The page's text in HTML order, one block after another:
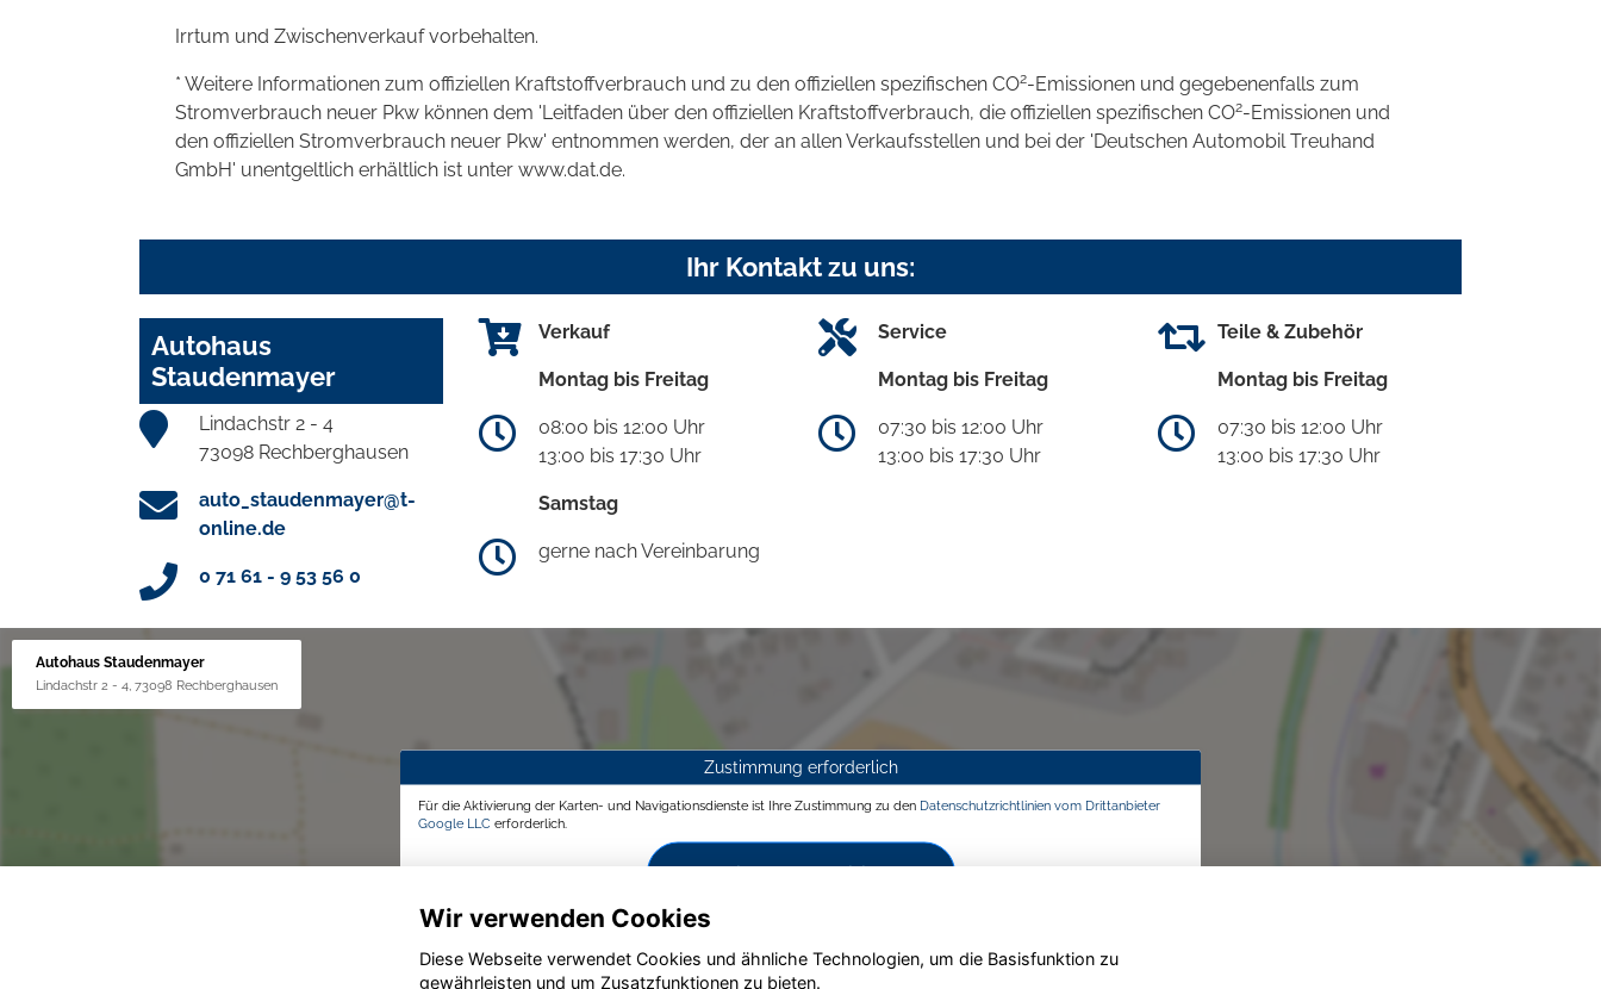
Irrtum und Zwischenverkauf vorbehalten.
* Weitere Informationen zum offiziellen Kraftstoffverbrauch und zu den offiziellen spezifischen CO2-Emissionen und gegebenenfalls zum
Stromverbrauch neuer Pkw können dem 'Leitfaden über den offiziellen Kraftstoffverbrauch, die offiziellen spezifischen CO2-Emissionen und
den offiziellen Stromverbrauch neuer Pkw' entnommen werden, der an allen Verkaufsstellen und bei der 'Deutschen Automobil Treuhand
GmbH' unentgeltlich erhältlich ist unter www.dat.de.
Ihr Kontakt zu uns:
Autohaus
Staudenmayer
Lindachstr 2 - 4
73098 Rechberghausen
auto_staudenmayer@t-
online.de
0 71 61 - 9 53 56 0
Verkauf
Montag bis Freitag
08:00 bis 12:00 Uhr
13:00 bis 17:30 Uhr
Samstag
gerne nach Vereinbarung
Service
Montag bis Freitag
07:30 bis 12:00 Uhr
13:00 bis 17:30 Uhr
Teile & Zubehör
Montag bis Freitag
07:30 bis 12:00 Uhr
13:00 bis 17:30 Uhr
Autohaus Staudenmayer
Lindachstr 2 - 4, 73098 Rechberghausen
Zustimmung erforderlich
Für die Aktivierung der Karten- und Navigationsdienste ist Ihre Zustimmung zu den Datenschutzrichtlinien vom Drittanbieter
Google LLC erforderlich.
Zustimmen und aktivieren
Wir verwenden Cookies
Diese Webseite verwendet Cookies und ähnliche Technologien, um die Basisfunktion zu
gewährleisten und um Zusatzfunktionen zu bieten.